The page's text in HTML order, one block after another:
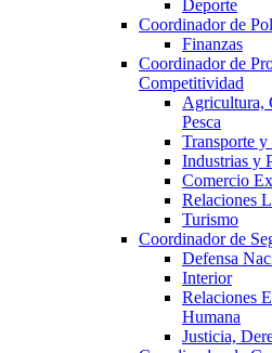
Deporte
Coordinador de
Finanzas
Coordinador de
Competitividad
Agricultura,
Pesca
Transporte
Industrias y
Comercio
Relaciones
Turismo
Coordinador de
Defensa
Interior
Relaciones
Humana
Justicia,